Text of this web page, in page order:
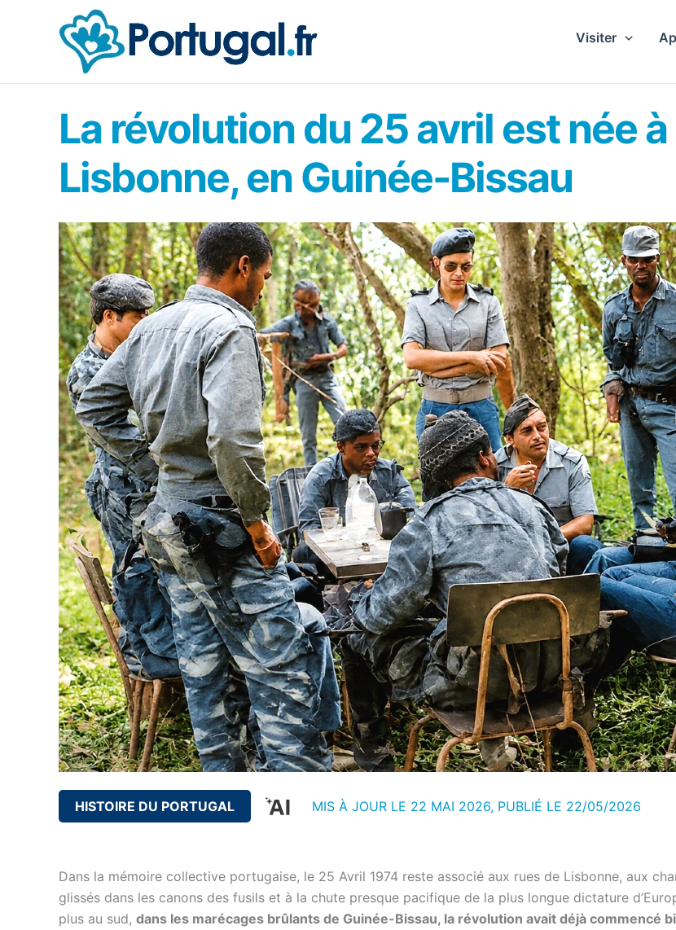
Visiter
La révolution du 25 avril est née
Lisbonne, en Guinée-Bissau
HISTOIRE DU PORTUGAL MIS À JOUR LE 22 MAI 2026, PUBLIÉ LE 22/05/2026
Dans la mémoire collective portugaise, le 25 Avril 1974 reste associé aux rues de Lisbonne, aux
glissés dans les canons des fusils et à la chute presque pacifique de la plus longue dictature
plus au sud, dans les marécages brûlants de Guinée-Bissau, la révolution avait déjà commencé